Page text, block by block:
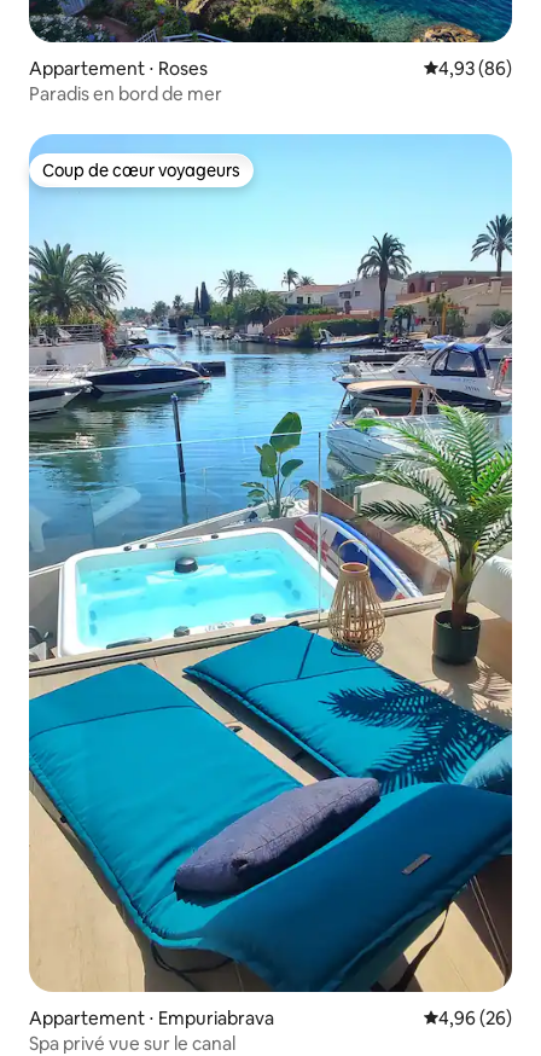
Appartement ⋅ Roses Évaluation
4,93 (86)
Paradis en bord de mer
Coup de cœur voyageurs
Coup de cœur voyageurs
Appartement ⋅ Empuriabrava Évaluation
4,96 (26)
Spa privé vue sur le canal